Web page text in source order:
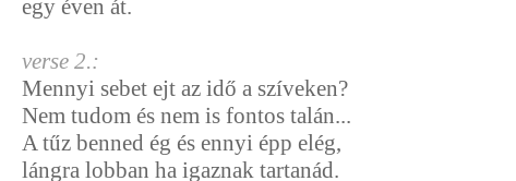
egy éven át.
verse 2.:
Mennyi sebet ejt az idő a szíveken?
Nem tudom és nem is fontos talán...
A tűz benned ég és ennyi épp elég,
lángra lobban ha igaznak tartanád.